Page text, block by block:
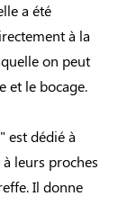
a été
à la
on peut
et le bocage.
est dédié à
leurs proches
Il donne